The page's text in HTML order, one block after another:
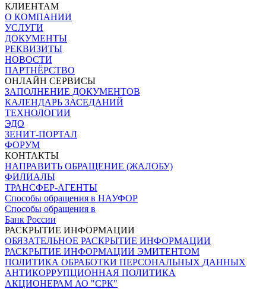
КЛИЕНТАМ
О КОМПАНИИ
УСЛУГИ
ДОКУМЕНТЫ
РЕКВИЗИТЫ
НОВОСТИ
ПАРТНЁРСТВО
ОНЛАЙН СЕРВИСЫ
ЗАПОЛНЕНИЕ ДОКУМЕНТОВ
КАЛЕНДАРЬ ЗАСЕДАНИЙ
ТЕХНОЛОГИИ
ЭДО
ЗЕНИТ-ПОРТАЛ
ФОРУМ
КОНТАКТЫ
НАПРАВИТЬ ОБРАЩЕНИЕ (ЖАЛОБУ)
ФИЛИАЛЫ
ТРАНСФЕР-АГЕНТЫ
Способы обращения в НАУФОР
Способы обращения в
Банк России
РАСКРЫТИЕ ИНФОРМАЦИИ
ОБЯЗАТЕЛЬНОЕ РАСКРЫТИЕ ИНФОРМАЦИИ
РАСКРЫТИЕ ИНФОРМАЦИИ ЭМИТЕНТОМ
ПОЛИТИКА ОБРАБОТКИ ПЕРСОНАЛЬНЫХ ДАННЫХ
АНТИКОРРУПЦИОННАЯ ПОЛИТИКА
АКЦИОНЕРАМ АО "СРК"